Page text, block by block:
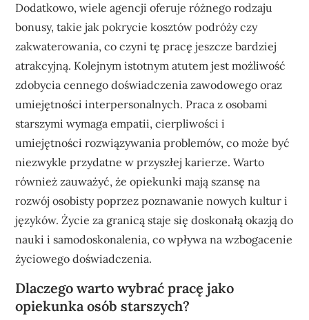
Dodatkowo, wiele agencji oferuje różnego rodzaju
bonusy, takie jak pokrycie kosztów podróży czy
zakwaterowania, co czyni tę pracę jeszcze bardziej
atrakcyjną. Kolejnym istotnym atutem jest możliwość
zdobycia cennego doświadczenia zawodowego oraz
umiejętności interpersonalnych. Praca z osobami
starszymi wymaga empatii, cierpliwości i
umiejętności rozwiązywania problemów, co może być
niezwykle przydatne w przyszłej karierze. Warto
również zauważyć, że opiekunki mają szansę na
rozwój osobisty poprzez poznawanie nowych kultur i
języków. Życie za granicą staje się doskonałą okazją do
nauki i samodoskonalenia, co wpływa na wzbogacenie
życiowego doświadczenia.
Dlaczego warto wybrać pracę jako
opiekunka osób starszych?